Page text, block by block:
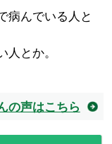
病んでいる人と
とか。
の声はこちら